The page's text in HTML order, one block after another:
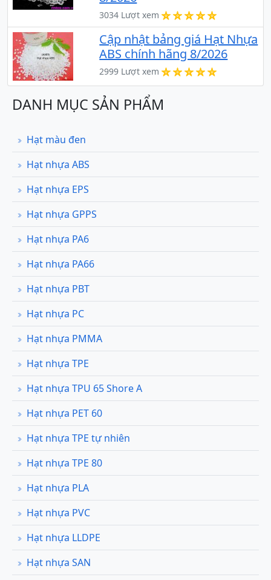
3034 Lượt xem
Cập nhật bảng giá Hạt Nhựa
ABS chính hãng 8/2026
2999 Lượt xem
DANH MỤC SẢN PHẨM
Hạt màu đen
Hạt nhựa ABS
Hạt nhựa EPS
Hạt nhựa GPPS
Hạt nhựa PA6
Hạt nhựa PA66
Hạt nhựa PBT
Hạt nhựa PC
Hạt nhựa PMMA
Hạt nhựa TPE
Hạt nhựa TPU 65 Shore A
Hạt nhựa PET 60
Hạt nhựa TPE tự nhiên
Hạt nhựa TPE 80
Hạt nhựa PLA
Hạt nhựa PVC
Hạt nhựa LLDPE
Hạt nhựa SAN